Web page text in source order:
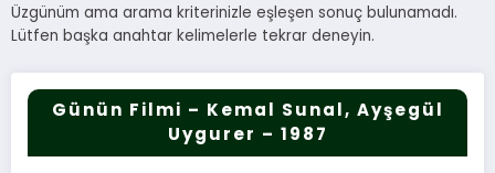
Üzgünüm ama arama kriterinizle eşleşen sonuç bulunamadı.
Lütfen başka anahtar kelimelerle tekrar deneyin.
Günün Filmi – Kemal Sunal, Ayşegül
Uygurer – 1987